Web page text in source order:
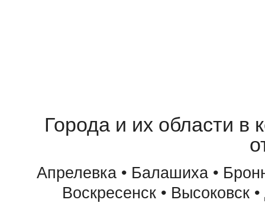
Города и их области в
Апрелевка • Балашиха •
Воскресенск • Высоковск